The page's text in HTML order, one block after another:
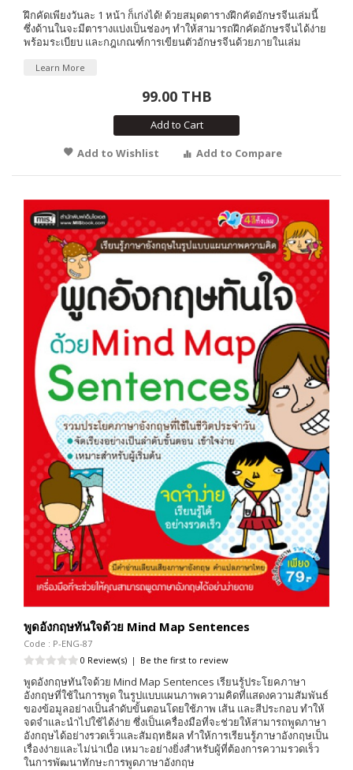
ฝึกคัดเพียงวันละ 1 หน้า ก็เก่งได้! ด้วยสมุดตารางฝึกคัดอักษรจีนเล่มนี้
ซึ่งด้านในจะมีตารางแบ่งเป็นช่องๆ ทำให้สามารถฝึกคัดอักษรจีนได้ง่าย
พร้อมระเบียบ และกฎเกณฑ์การเขียนตัวอักษรจีนด้วยภายในเล่ม
Learn More
99.00 THB
Add to Cart
Add to Wishlist
Add to Compare
พูดอังกฤษทันใจด้วย Mind Map Sentences
Code : P-ENG-87
0 Review(s) | Be the first to review
พูดอังกฤษทันใจด้วย Mind Map Sentences เรียนรู้ประโยคภาษา
อังกฤษที่ใช้ในการพูด ในรูปแบบแผนภาพความคิดที่แสดงความสัมพันธ์
ของข้อมูลอย่างเป็นลำดับขั้นตอนโดยใช้ภาพ เส้น และสีประกอบ ทำให้
จดจำและนำไปใช้ได้ง่าย ซึ่งเป็นเครื่องมือที่จะช่วยให้สามารถพูดภาษา
อังกฤษได้อย่างรวดเร็วและสัมฤทธิผล ทำให้การเรียนรู้ภาษาอังกฤษเป็น
เรื่องง่ายและไม่น่าเบื่อ เหมาะอย่างยิ่งสำหรับผู้ที่ต้องการความรวดเร็ว
ในการพัฒนาทักษะการพูดภาษาอังกฤษ